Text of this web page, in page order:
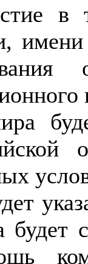
в
имени
будет